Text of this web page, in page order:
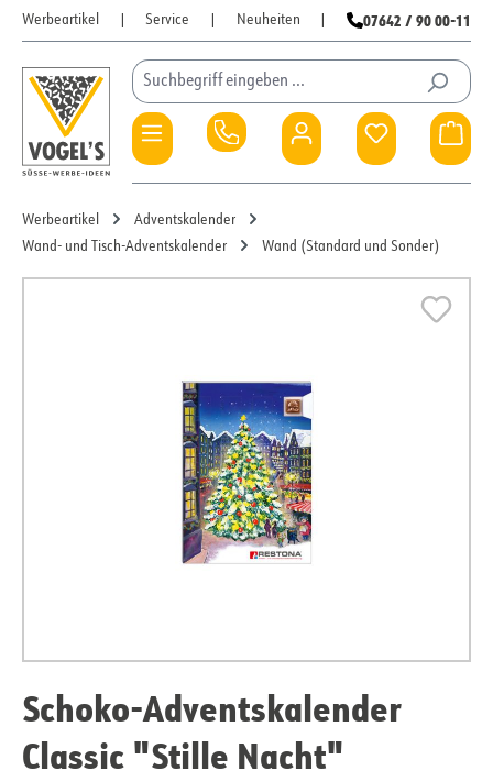
Zum Hauptinhalt springen
Werbeartikel Service Neuheiten 07642 / 90 00-11
Du hast 0
Werbeartikel
Adventskalender
Wand- und Tisch-Adventskalender
Wand (Standard und Sonder)
Schoko-Adventskalender
Classic "Stille Nacht"